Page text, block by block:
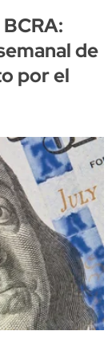
de
por el